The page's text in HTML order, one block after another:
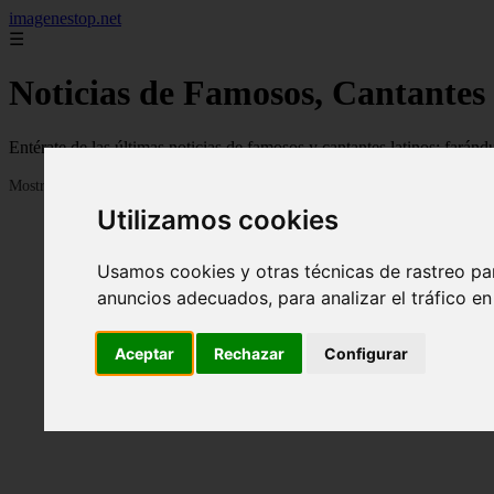
Utilizamos cookies
Usamos cookies y otras técnicas de rastreo
anuncios adecuados, para analizar el tráfico
Aceptar Rechazar Configurar
imagenestop.net
☰
Noticias de Famosos,
Entérate de las últimas noticias de famosos y cantantes latinos:
Mostrando 1 - 24 de 1586 artículos